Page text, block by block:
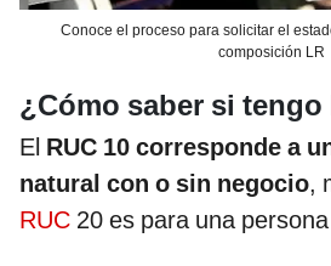
Conoce el proceso para solicitar el
composición LR
¿Cómo saber si tengo
El RUC 10 corresponde a
natural con o sin negocio,
RUC 20 es para una